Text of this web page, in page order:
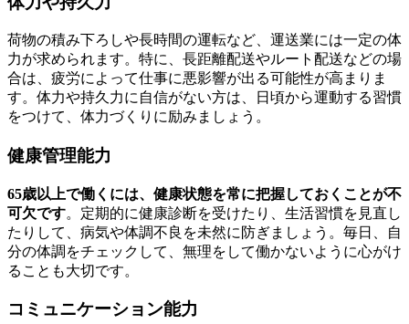
荷物の積み下ろしや長時間の運転など、運送業には一定の体
力が求められます。特に、長距離配送やルート配送などの場
合は、疲労によって仕事に悪影響が出る可能性が高まりま
す。体力や持久力に自信がない方は、日頃から運動する習慣
をつけて、体力づくりに励みましょう。
健康管理能力
65歳以上で働くには、健康状態を常に把握しておくことが不
可欠です。定期的に健康診断を受けたり、生活習慣を見直し
たりして、病気や体調不良を未然に防ぎましょう。毎日、自
分の体調をチェックして、無理をして働かないように心がけ
ることも大切です。
コミュニケーション能力